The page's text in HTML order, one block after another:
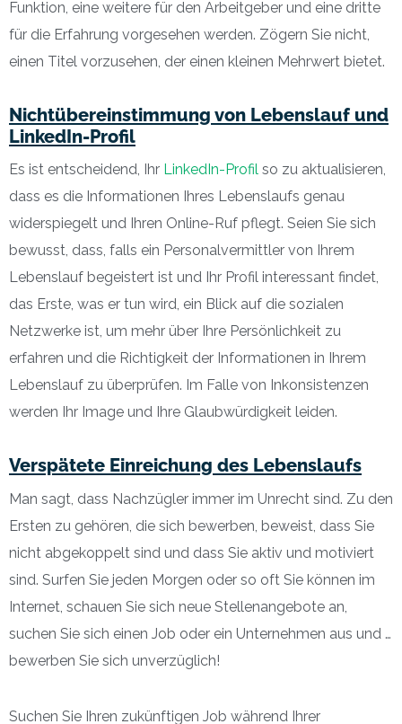
Funktion, eine weitere für den Arbeitgeber und eine dritte
für die Erfahrung vorgesehen werden. Zögern Sie nicht,
einen Titel vorzusehen, der einen kleinen Mehrwert bietet.
Nichtübereinstimmung von Lebenslauf und
LinkedIn-Profil
Es ist entscheidend, Ihr LinkedIn-Profil so zu aktualisieren,
dass es die Informationen Ihres Lebenslaufs genau
widerspiegelt und Ihren Online-Ruf pflegt. Seien Sie sich
bewusst, dass, falls ein Personalvermittler von Ihrem
Lebenslauf begeistert ist und Ihr Profil interessant findet,
das Erste, was er tun wird, ein Blick auf die sozialen
Netzwerke ist, um mehr über Ihre Persönlichkeit zu
erfahren und die Richtigkeit der Informationen in Ihrem
Lebenslauf zu überprüfen. Im Falle von Inkonsistenzen
werden Ihr Image und Ihre Glaubwürdigkeit leiden.
Verspätete Einreichung des Lebenslaufs
Man sagt, dass Nachzügler immer im Unrecht sind. Zu den
Ersten zu gehören, die sich bewerben, beweist, dass Sie
nicht abgekoppelt sind und dass Sie aktiv und motiviert
sind. Surfen Sie jeden Morgen oder so oft Sie können im
Internet, schauen Sie sich neue Stellenangebote an,
suchen Sie sich einen Job oder ein Unternehmen aus und …
bewerben Sie sich unverzüglich!
Suchen Sie Ihren zukünftigen Job während Ihrer